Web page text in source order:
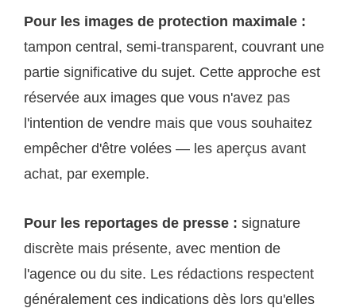
Pour les images de protection maximale :
tampon central, semi-transparent, couvrant une
partie significative du sujet. Cette approche est
réservée aux images que vous n'avez pas
l'intention de vendre mais que vous souhaitez
empêcher d'être volées — les aperçus avant
achat, par exemple.
Pour les reportages de presse : signature
discrète mais présente, avec mention de
l'agence ou du site. Les rédactions respectent
généralement ces indications dès lors qu'elles